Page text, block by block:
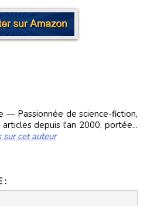
— Passionnée de science-fiction,
depuis l'an 2000, portée...
sur cet auteur
: